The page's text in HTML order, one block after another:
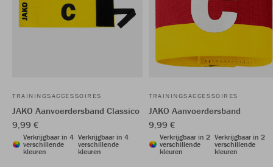
TRAININGSACCESSOIRES
JAKO Aanvoerdersband Classico
9,99 €
Verkrijgbaar in 4
verschillende
kleuren
Verkrijgbaar in 4
verschillende
kleuren
TRAININGSACCESSOIRES
JAKO Aanvoerdersband
9,99 €
Verkrijgbaar in 2
verschillende
kleuren
Verkrijgbaar in 2
verschillende
kleuren